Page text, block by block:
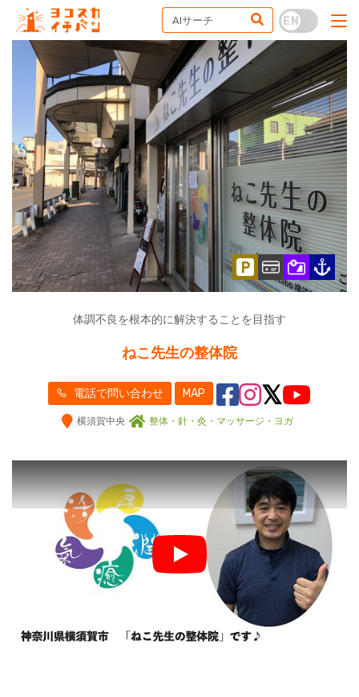
体調不良を根本的に解決することを目指す
ねこ先生の整体院
電話で問い合わせ MAP
横須賀中央 整体・針・灸・マッサージ・ヨガ
Play